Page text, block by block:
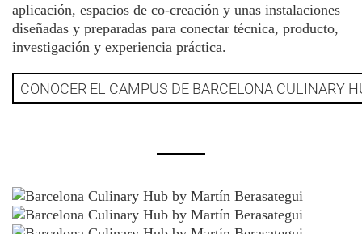
aplicación, espacios de co-creación y unas instalaciones
diseñadas y preparadas para conectar técnica, producto,
investigación y experiencia práctica.
CONOCER EL CAMPUS DE BARCELONA CULINARY